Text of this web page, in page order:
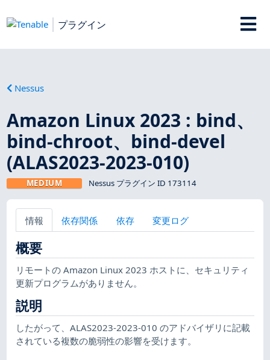
プラグイン
Nessus
Amazon Linux 2023 : bind、
bind-chroot、bind-devel
(ALAS2023-2023-010)
MEDIUM Nessus プラグイン ID 173114
情報 依存関係 依存 変更ログ
概要
リモートの Amazon Linux 2023 ホストに、セキュリティ
更新プログラムがありません。
説明
したがって、ALAS2023-2023-010 のアドバイザリに記載
されている複数の脆弱性の影響を受けます。